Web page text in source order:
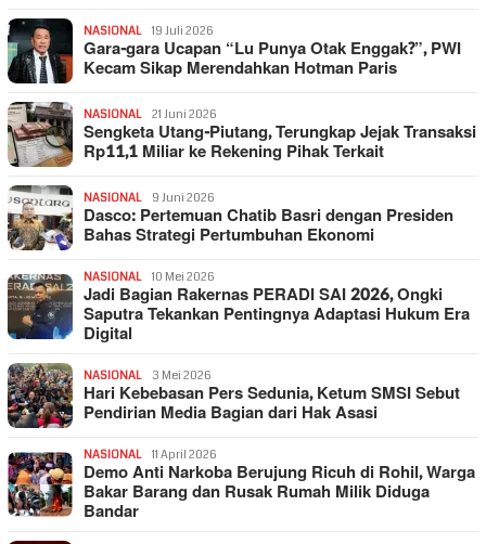
NASIONAL 19 Juli 2026
Gara-gara Ucapan “Lu Punya Otak Enggak?”, PWI
Kecam Sikap Merendahkan Hotman Paris
NASIONAL 21 Juni 2026
Sengketa Utang-Piutang, Terungkap Jejak Transaksi
Rp11,1 Miliar ke Rekening Pihak Terkait
NASIONAL 9 Juni 2026
Dasco: Pertemuan Chatib Basri dengan Presiden
Bahas Strategi Pertumbuhan Ekonomi
NASIONAL 10 Mei 2026
Jadi Bagian Rakernas PERADI SAI 2026, Ongki
Saputra Tekankan Pentingnya Adaptasi Hukum Era
Digital
NASIONAL 3 Mei 2026
Hari Kebebasan Pers Sedunia, Ketum SMSI Sebut
Pendirian Media Bagian dari Hak Asasi
NASIONAL 11 April 2026
Demo Anti Narkoba Berujung Ricuh di Rohil, Warga
Bakar Barang dan Rusak Rumah Milik Diduga
Bandar